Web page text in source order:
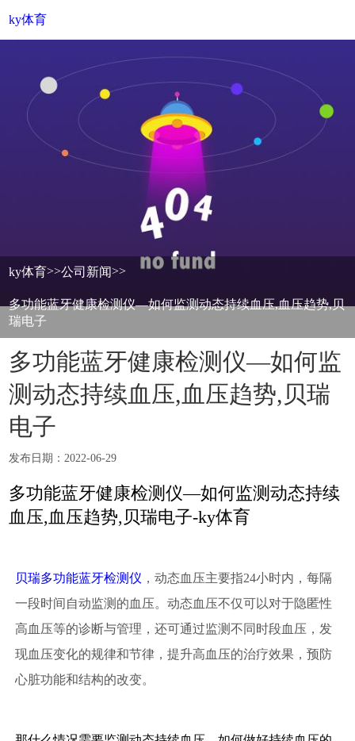
ky体育
ky体育>>公司新闻>>
多功能蓝牙健康检测仪—如何监测动态持续血压,血压趋势,贝
瑞电子
多功能蓝牙健康检测仪—如何监
测动态持续血压,血压趋势,贝瑞
电子
发布日期：2022-06-29
多功能蓝牙健康检测仪—如何监测动态持续
血压,血压趋势,贝瑞电子-ky体育
贝瑞多功能蓝牙检测仪 ，动态血压主要指24小时内，每隔
一段时间自动监测的血压。动态血压不仅可以对于隐匿性
高血压等的诊断与管理，还可通过监测不同时段血压，发
现血压变化的规律和节律，提升高血压的治疗效果，预防
心脏功能和结构的改变。